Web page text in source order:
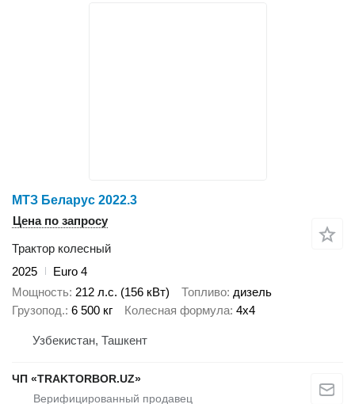
МТЗ Беларус 2022.3
Цена по запросу
Трактор колесный
2025
Euro 4
Мощность 212 л.с. (156 кВт) Топливо дизель
Грузопод. 6 500 кг Колесная формула 4x4
Узбекистан, Ташкент
ЧП «TRAKTORBOR.UZ»